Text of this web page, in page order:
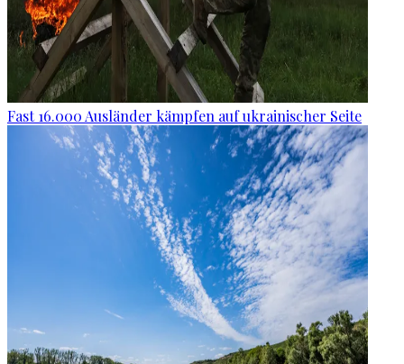
Fast 16.000 Ausländer kämpfen auf ukrainischer Seite